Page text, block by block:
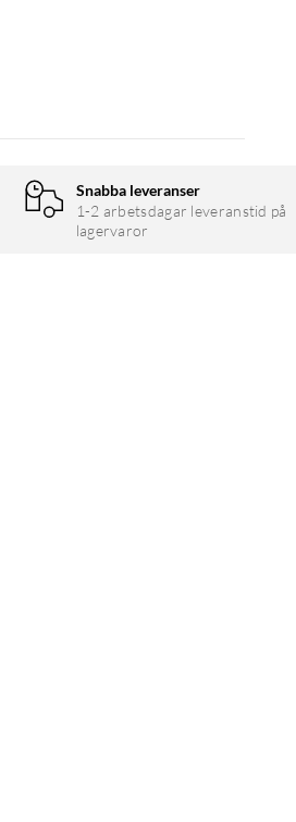
Snabba leveranser
1-2 arbetsdagar leveranstid på
lagervaror